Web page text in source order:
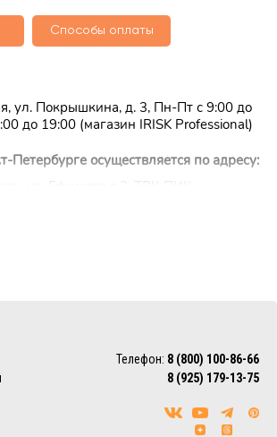
Способы оплаты
ул. Покрышкина, д. 3, Пн-Пт с 9:00 до
до 19:00 (магазин IRISK Professional)
Петербурге осуществляется по адресу:
ежедневно с 10:00 до 22:00 (магазин
по всему миру с помощью
России.
услугами наиболее удобной
DPD, ЖелДорЭкспедиция)
Телефон: 8 (800) 100-86-66
8 (925) 179-13-75